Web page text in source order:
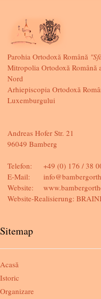
Parohia Ortodoxă Română
Mitropolia Ortodoxă Română
Nord
Arhiepiscopia Ortodoxă
Luxemburgului
Andreas Hofer Str. 21
96049 Bamberg
Telefon:
E-Mail:
Website:
+49 (0) 176 / 38
Website-Realisierung:
Sitemap
Acasă
Istoric
Organizare